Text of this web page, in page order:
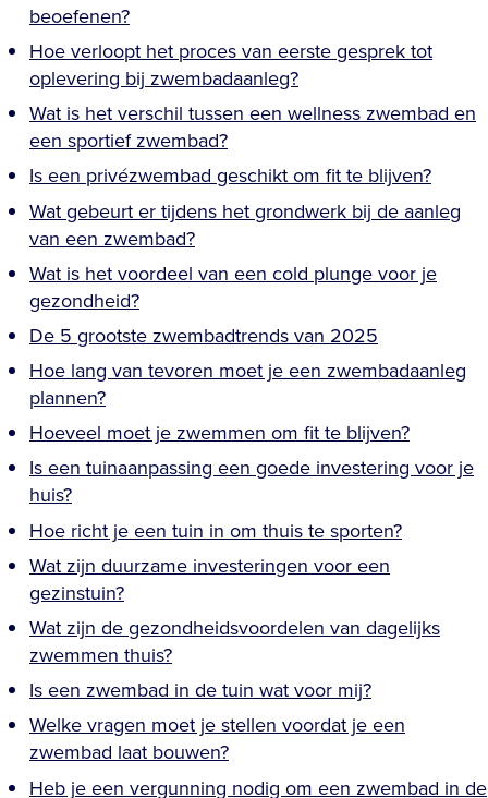
beoefenen?
Hoe verloopt het proces van eerste gesprek tot
oplevering bij zwembadaanleg?
Wat is het verschil tussen een wellness zwembad en
een sportief zwembad?
Is een privézwembad geschikt om fit te blijven?
Wat gebeurt er tijdens het grondwerk bij de aanleg
van een zwembad?
Wat is het voordeel van een cold plunge voor je
gezondheid?
De 5 grootste zwembadtrends van 2025
Hoe lang van tevoren moet je een zwembadaanleg
plannen?
Hoeveel moet je zwemmen om fit te blijven?
Is een tuinaanpassing een goede investering voor je
huis?
Hoe richt je een tuin in om thuis te sporten?
Wat zijn duurzame investeringen voor een
gezinstuin?
Wat zijn de gezondheidsvoordelen van dagelijks
zwemmen thuis?
Is een zwembad in de tuin wat voor mij?
Welke vragen moet je stellen voordat je een
zwembad laat bouwen?
Heb je een vergunning nodig om een zwembad in de